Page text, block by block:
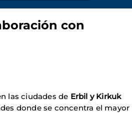
con
las ciudades de Erbil y Kirkuk
donde se concentra el mayor